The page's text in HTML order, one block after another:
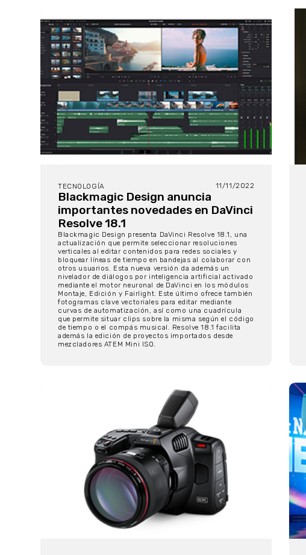
TECNOLOGÍA 11/11/2022
Blackmagic Design anuncia
importantes novedades en DaVinci
Resolve 18.1
Blackmagic Design presenta DaVinci Resolve 18.1, una
actualización que permite seleccionar resoluciones
verticales al editar contenidos para redes sociales y
bloquear líneas de tiempo en bandejas al colaborar con
otros usuarios. Esta nueva versión da además un
nivelador de diálogos por inteligencia artificial activado
mediante el motor neuronal de DaVinci en los módulos
Montaje, Edición y Fairlight. Este último ofrece también
fotogramas clave vectoriales para editar mediante
curvas de automatización, así como una cuadrícula
que permite situar clips sobre la misma según el código
de tiempo o el compás musical. Resolve 18.1 facilita
además la edición de proyectos importados desde
mezcladores ATEM Mini ISO.